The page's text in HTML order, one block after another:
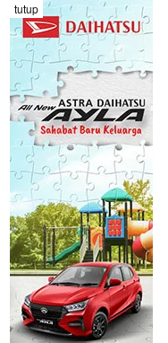
tutup
Prabowo di